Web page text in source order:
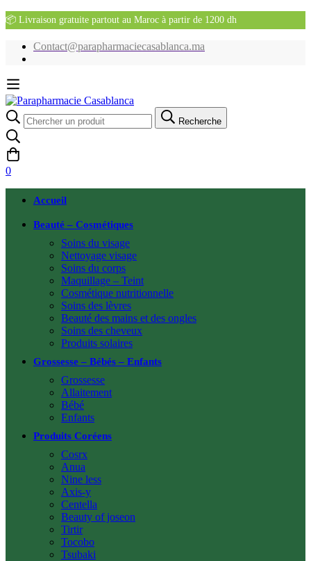
📦 Livraison gratuite partout au Maroc à partir de 1200 dh
Contact@parapharmaciecasablanca.ma
Recherche
pour:
Recherche
0
Accueil
Beauté – Cosmétiques
Soins du visage
Nettoyage visage
Soins du corps
Maquillage – Teint
Cosmétique nutritionnelle
Soins des lèvres
Beauté des mains et des ongles
Soins des cheveux
Produits solaires
Grossesse – Bébés – Enfants
Grossesse
Allaitement
Bébé
Enfants
Produits Coréens
Cosrx
Anua
Nine less
Axis-y
Centella
Beauty of joseon
Tirtir
Tocobo
Tsubaki